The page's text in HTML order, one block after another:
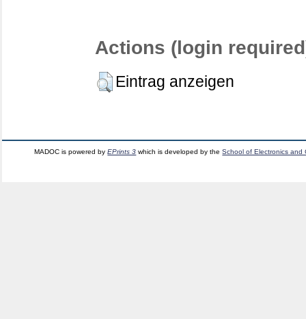
Actions (login
Eintrag anzeigen
MADOC is powered byEPrints 3 which is developed by theSchool of Electronics and